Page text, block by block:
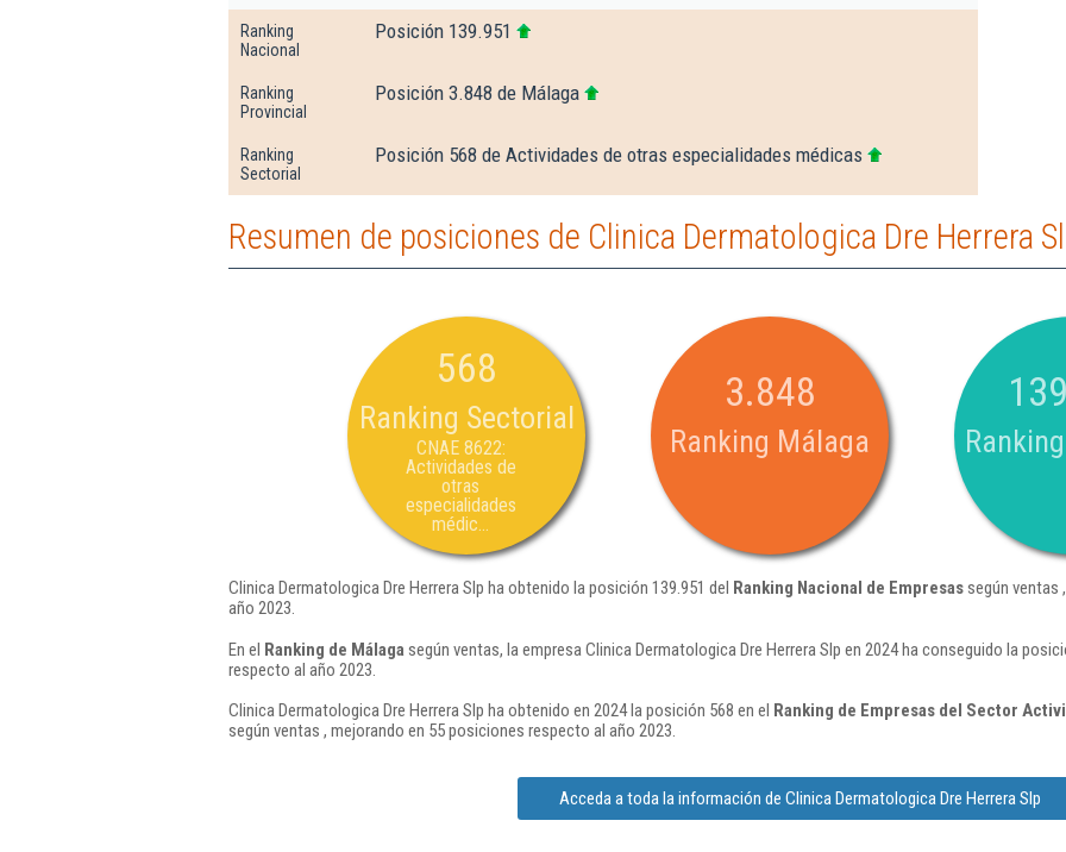
Ranking
Nacional
Posición 139.951
Ranking
Provincial
Posición 3.848 de Málaga
Ranking
Sectorial
Posición 568 de Actividades de otras especialidades médicas
Resumen de posiciones de Clinica Dermatologica Dre Herrera
568
Ranking Sectorial
CNAE 8622:
Actividades de
otras
especialidades
médic...
3.848
Ranking Málaga
Clinica Dermatologica Dre Herrera Slp ha obtenido la posición 139.951 del Ranking Nacional de Empresassegún ventas
año 2023.
En el Ranking de Málaga según ventas, la empresa Clinica Dermatologica Dre Herrera Slp en 2024 ha conseguido la
respecto al año 2023.
Clinica Dermatologica Dre Herrera Slp ha obtenido en 2024 la posición 568 en el Ranking de Empresas del Sector
según ventas , mejorando en 55 posiciones respecto al año 2023.
Acceda a toda la información de Clinica Dermatologica Dre Herrera Slp